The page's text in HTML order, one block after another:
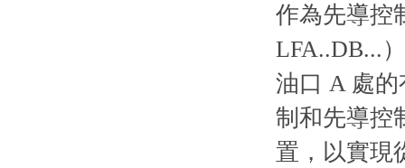
作為先導控
LFA..DB...
油口 A 處
制和先導控
置，以實現